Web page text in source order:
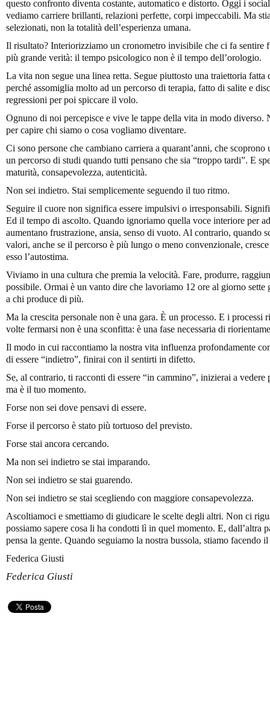
questo confronto diventa costante, automatico e distorto. Oggi i
vediamo carriere brillanti, relazioni perfette, corpi impeccabili. Ma
selezionati, non la totalità dell’esperienza umana.
Il risultato? Interiorizziamo un cronometro invisibile che ci fa sentire
più grande verità: il tempo psicologico non è il tempo dell’orologio.
La vita non segue una linea retta. Segue piuttosto una traiettoria
perché assomiglia molto ad un percorso di terapia, fatto di salite e
regressioni per poi spiccare il volo.
Ognuno di noi percepisce e vive le tappe della vita in modo diverso.
per capire chi siamo o cosa vogliamo diventare.
Ci sono persone che cambiano carriera a quarant’anni, che
un percorso di studi quando tutti pensano che sia “troppo tardi”. E
maturità, consapevolezza, autenticità.
Non sei indietro. Stai semplicemente seguendo il tuo ritmo.
Seguire il cuore non significa essere impulsivi o irresponsabili.
Ed il tempo di ascolto. Quando ignoriamo quella voce interiore per
aumentano frustrazione, ansia, senso di vuoto. Al contrario, quando
valori, anche se il percorso è più lungo o meno convenzionale,
esso l’autostima.
Viviamo in una cultura che premia la velocità. Fare, produrre,
possibile. Ormai è un vanto dire che lavoriamo 12 ore al giorno sette
a chi produce di più.
Ma la crescita personale non è una gara. È un processo. E i
volte fermarsi non è una sconfitta: è una fase necessaria di
Il modo in cui raccontiamo la nostra vita influenza profondamente
di essere “indietro”, finirai con il sentirti in difetto.
Se, al contrario, ti racconti di essere “in cammino”, inizierai a
ma è il tuo momento.
Forse non sei dove pensavi di essere.
Forse il percorso è stato più tortuoso del previsto.
Forse stai ancora cercando.
Ma non sei indietro se stai imparando.
Non sei indietro se stai guarendo.
Non sei indietro se stai scegliendo con maggiore consapevolezza.
Ascoltiamoci e smettiamo di giudicare le scelte degli altri. Non ci
possiamo sapere cosa li ha condotti lì in quel momento. E, dall’altra
pensa la gente. Quando seguiamo la nostra bussola, stiamo facendo
Federica Giusti
Federica Giusti